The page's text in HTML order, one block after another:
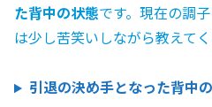
た背中の状態です。現在の調
は少し苦笑いしながら教えてく
引退の決め手となった背中